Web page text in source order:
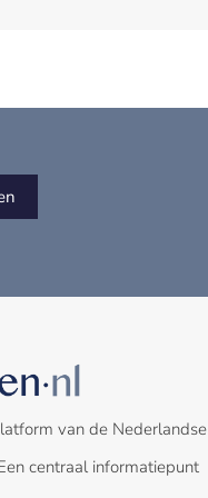
van de Nederlandse
centraal informatiepunt